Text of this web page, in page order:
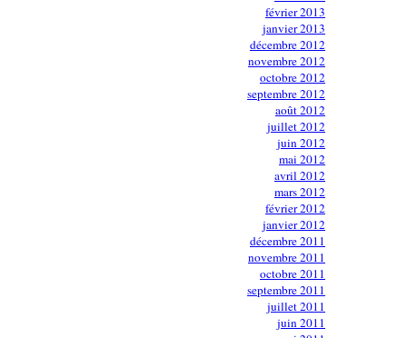
février 2013
janvier 2013
décembre 2012
novembre 2012
octobre 2012
septembre 2012
août 2012
juillet 2012
juin 2012
mai 2012
avril 2012
mars 2012
février 2012
janvier 2012
décembre 2011
novembre 2011
octobre 2011
septembre 2011
juillet 2011
juin 2011